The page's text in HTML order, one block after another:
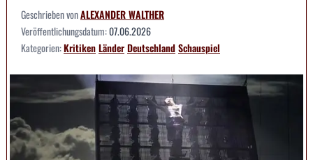
Geschrieben vonALEXANDER WALTHER
Veröffentlichungsdatum:07.06.2026
Kategorien:KritikenLänderDeutschlandSchauspiel